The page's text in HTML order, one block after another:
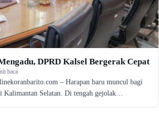
DPRD Kalsel Bergerak Cepat
baca
– Harapan baru muncul bagi
Kalimantan Selatan. Di tengah gejolak…